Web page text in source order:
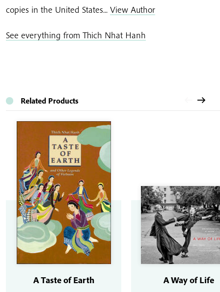
copies in the United States... View Author
See everything from Thich Nhat Hanh
Related Products
A Taste of Earth A Way of Life